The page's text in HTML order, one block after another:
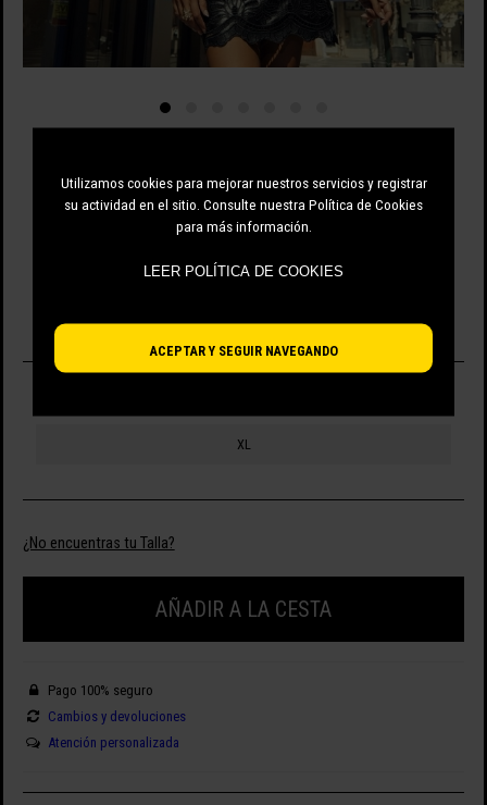
Utilizamos cookies para mejorar nuestros servicios y registrar
su actividad en el sitio. Consulte nuestra Política de Cookies
para más información.
ACEPTAR Y SEGUIR NAVEGANDO
74.95 EUR 149.90 EUR -50%
XL
¿No encuentras tu Talla?
AÑADIR A LA CESTA
Pago 100% seguro
Cambios y devoluciones
Atención personalizada
LEER POLÍTICA DE COOKIES